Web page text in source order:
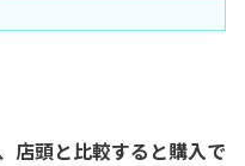
店頭と比較すると購入で